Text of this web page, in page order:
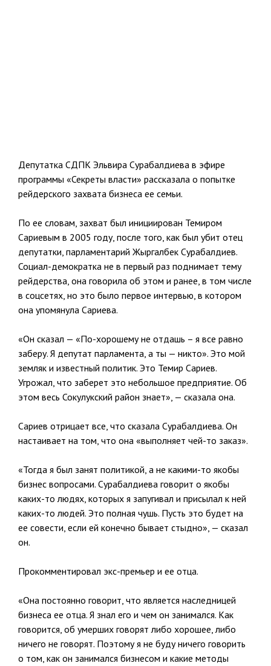
Депутатка СДПК Эльвира Сурабалдиева в эфире
программы «Секреты власти» рассказала о попытке
рейдерского захвата бизнеса ее семьи.
По ее словам, захват был инициирован Темиром
Сариевым в 2005 году, после того, как был убит отец
депутатки, парламентарий Жыргалбек Сурабалдиев.
Социал-демократка не в первый раз поднимает тему
рейдерства, она говорила об этом и ранее, в том числе
в соцсетях, но это было первое интервью, в котором
она упомянула Сариева.
«Он сказал — «По-хорошему не отдашь – я все равно
заберу. Я депутат парламента, а ты — никто». Это мой
земляк и известный политик. Это Темир Сариев.
Угрожал, что заберет это небольшое предприятие. Об
этом весь Сокулукский район знает», — сказала она.
Сариев отрицает все, что сказала Сурабалдиева. Он
настаивает на том, что она «выполняет чей-то заказ».
«Тогда я был занят политикой, а не какими-то якобы
бизнес вопросами. Сурабалдиева говорит о якобы
каких-то людях, которых я запугивал и присылал к ней
каких-то людей. Это полная чушь. Пусть это будет на
ее совести, если ей конечно бывает стыдно», — сказал
он.
Прокомментировал экс-премьер и ее отца.
«Она постоянно говорит, что является наследницей
бизнеса ее отца. Я знал его и чем он занимался. Как
говорится, об умерших говорят либо хорошее, либо
ничего не говорят. Поэтому я не буду ничего говорить
о том, как он занимался бизнесом и какие методы